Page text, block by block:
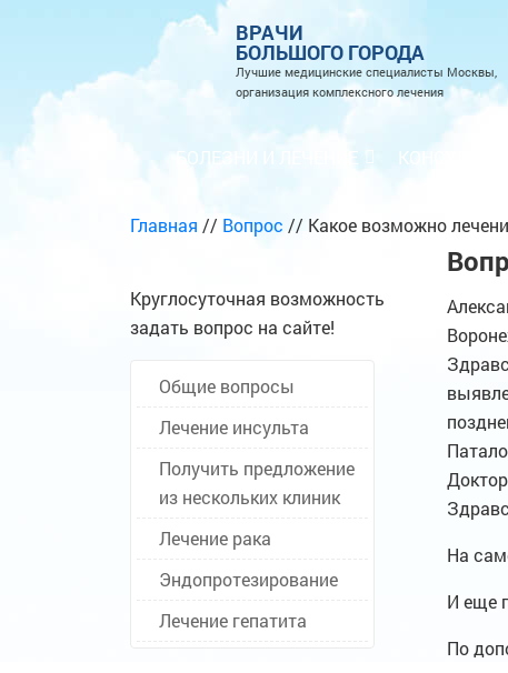
ВРАЧИ
БОЛЬШОГО ГОРОДА
Лучшие медицинские специалисты Москвы,
организация комплексного лечения
БОЛЕЗНИ И ЛЕЧЕНИЕ
Главная // Вопрос // Какое возможно
Круглосуточная возможность
задать вопрос на сайте!
Общие вопросы
Лечение инсульта
Получить предложение
из нескольких клиник
Лечение рака
Эндопротезирование
Лечение гепатита
Доктор
На
И еще
По